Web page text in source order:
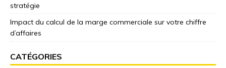
stratégie
Impact du calcul de la marge commerciale sur votre chiffre
d’affaires
CATÉGORIES